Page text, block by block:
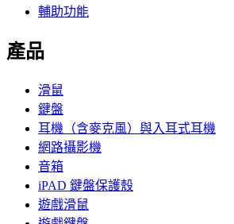
輔助功能
產品
滑鼠
鍵盤
耳機（含麥克風）與入耳式耳機
網路攝影機
音箱
iPAD 鍵盤保護殼
遊戲滑鼠